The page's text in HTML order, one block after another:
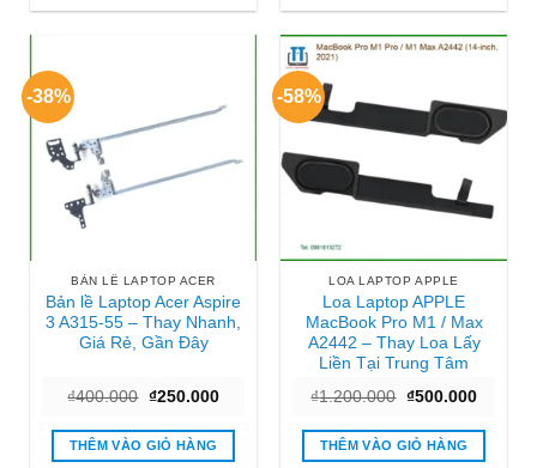
-38%
BẢN LỀ LAPTOP ACER
Bản lề Laptop Acer Aspire
3 A315-55 – Thay Nhanh,
Giá Rẻ, Gần Đây
₫400.000 Giá
là:
₫400.000.
₫250.000Giá
tại
₫250.000.
THÊM VÀO GIỎ HÀNG
-58%
LOA LAPTOP APPLE
Loa Laptop APPLE
MacBook Pro M1 / Max
A2442 – Thay Loa Lấy
Liền Tại Trung Tâm
₫1.200.000 Giá
là:
₫1.200.000.
₫500.000Giá
tại
THÊM VÀO GIỎ HÀNG